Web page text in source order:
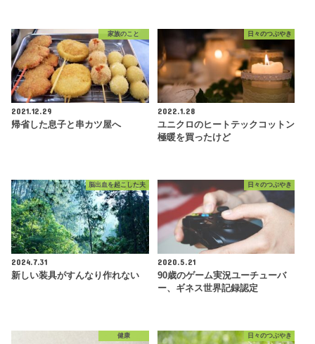
家族のこと
2021.12.29
帰省した息子と串カツ屋へ
日々のつぶやき
2022.1.28
ユニクロのヒートテックコットン
極暖を買ったけど
脳出血を起こした夫
2024.7.31
新しい装具がすんなり作れない
日々のつぶやき
2020.5.21
90歳のゲーム実況ユーチューバ
ー、ギネス世界記録認定
健康 日々のつぶやき